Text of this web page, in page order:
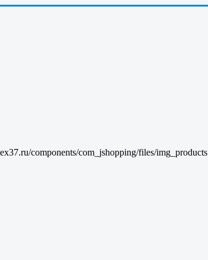
components/com_jshopping/files/img_products